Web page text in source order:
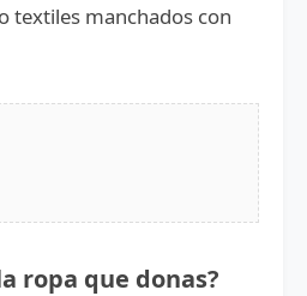
textiles manchados con
ropa que donas?